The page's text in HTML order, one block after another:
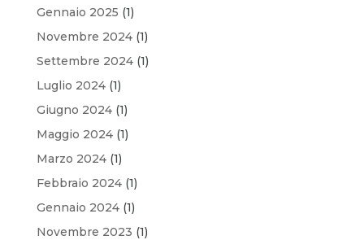
Gennaio 2025 (1)
Novembre 2024(1)
Settembre 2024(1)
Luglio 2024(1)
Giugno 2024(1)
Maggio 2024(1)
Marzo 2024(1)
Febbraio 2024(1)
Gennaio 2024(1)
Novembre 2023 (1)